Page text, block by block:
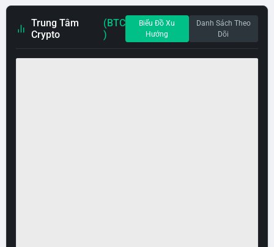
Trung Tâm
Crypto
(BTC
)
Biểu Đồ Xu
Hướng
Danh Sách Theo
Dõi